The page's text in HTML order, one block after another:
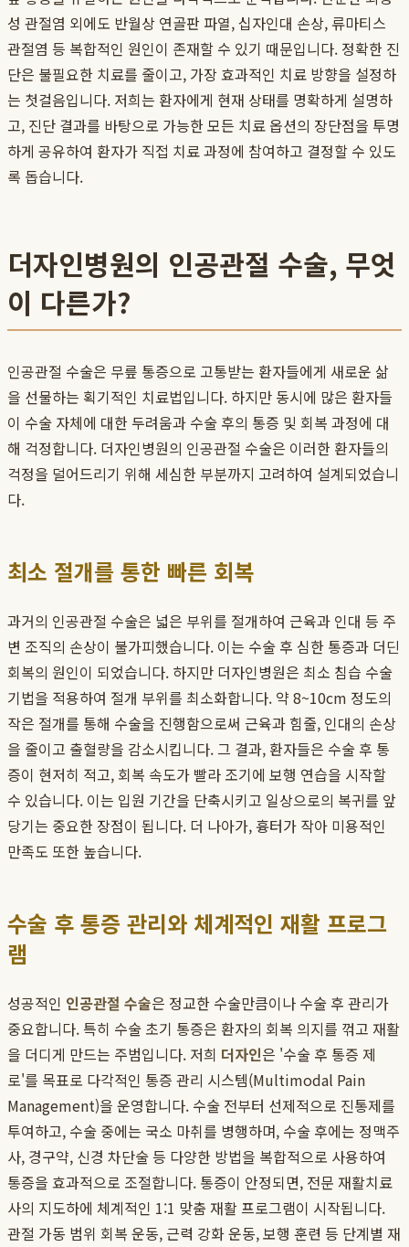
성 관절염 외에도 반월상 연골판 파열, 십자인대 손상, 류마티스
관절염 등 복합적인 원인이 존재할 수 있기 때문입니다. 정확한 진
단은 불필요한 치료를 줄이고, 가장 효과적인 치료 방향을 설정하
는 첫걸음입니다. 저희는 환자에게 현재 상태를 명확하게 설명하
고, 진단 결과를 바탕으로 가능한 모든 치료 옵션의 장단점을 투명
하게 공유하여 환자가 직접 치료 과정에 참여하고 결정할 수 있도
록 돕습니다.
더자인병원의 인공관절 수술, 무엇
이 다른가?
인공관절 수술은 무릎 통증으로 고통받는 환자들에게 새로운 삶
을 선물하는 획기적인 치료법입니다. 하지만 동시에 많은 환자들
이 수술 자체에 대한 두려움과 수술 후의 통증 및 회복 과정에 대
해 걱정합니다. 더자인병원의 인공관절 수술은 이러한 환자들의
걱정을 덜어드리기 위해 세심한 부분까지 고려하여 설계되었습니
다.
최소 절개를 통한 빠른 회복
과거의 인공관절 수술은 넓은 부위를 절개하여 근육과 인대 등 주
변 조직의 손상이 불가피했습니다. 이는 수술 후 심한 통증과 더딘
회복의 원인이 되었습니다. 하지만 더자인병원은 최소 침습 수술
기법을 적용하여 절개 부위를 최소화합니다. 약 8~10cm 정도의
작은 절개를 통해 수술을 진행함으로써 근육과 힘줄, 인대의 손상
을 줄이고 출혈량을 감소시킵니다. 그 결과, 환자들은 수술 후 통
증이 현저히 적고, 회복 속도가 빨라 조기에 보행 연습을 시작할
수 있습니다. 이는 입원 기간을 단축시키고 일상으로의 복귀를 앞
당기는 중요한 장점이 됩니다. 더 나아가, 흉터가 작아 미용적인
만족도 또한 높습니다.
수술 후 통증 관리와 체계적인 재활 프로그
램
성공적인 인공관절 수술은 정교한 수술만큼이나 수술 후 관리가
중요합니다. 특히 수술 초기 통증은 환자의 회복 의지를 꺾고 재활
을 더디게 만드는 주범입니다. 저희 더자인은 '수술 후 통증 제
로'를 목표로 다각적인 통증 관리 시스템(Multimodal Pain
Management)을 운영합니다. 수술 전부터 선제적으로 진통제를
투여하고, 수술 중에는 국소 마취를 병행하며, 수술 후에는 정맥주
사, 경구약, 신경 차단술 등 다양한 방법을 복합적으로 사용하여
통증을 효과적으로 조절합니다. 통증이 안정되면, 전문 재활치료
사의 지도하에 체계적인 1:1 맞춤 재활 프로그램이 시작됩니다.
관절 가동 범위 회복 운동, 근력 강화 운동, 보행 훈련 등 단계별 재